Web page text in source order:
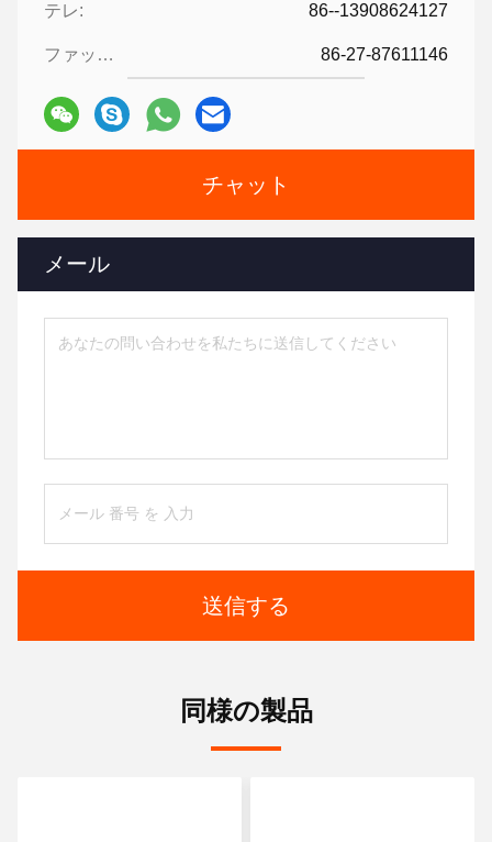
テレ: 86--13908624127
ファックス: 86-27-87611146
チャット
メール
送信する
同様の製品